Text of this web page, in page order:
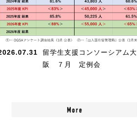
留学生支援コンソーシアム大
阪 ７月 定例会